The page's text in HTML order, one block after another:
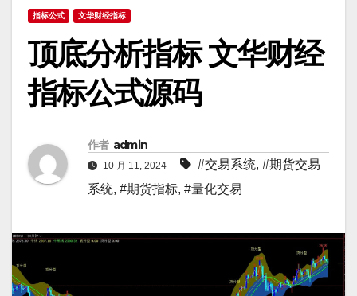
指标公式 文华财经指标
顶底分析指标 文华财经
指标公式源码
作者 admin
10 月 11, 2024 #交易系统, #期货交易
系统, #期货指标, #量化交易